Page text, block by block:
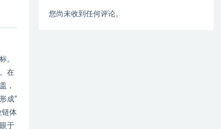
。
在
，
成”
链体
于
您尚未收到任何评论。